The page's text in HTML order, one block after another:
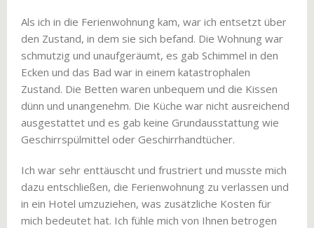
Als ich in die Ferienwohnung kam, war ich entsetzt über
den Zustand, in dem sie sich befand. Die Wohnung war
schmutzig und unaufgeräumt, es gab Schimmel in den
Ecken und das Bad war in einem katastrophalen
Zustand. Die Betten waren unbequem und die Kissen
dünn und unangenehm. Die Küche war nicht ausreichend
ausgestattet und es gab keine Grundausstattung wie
Geschirrspülmittel oder Geschirrhandtücher.
Ich war sehr enttäuscht und frustriert und musste mich
dazu entschließen, die Ferienwohnung zu verlassen und
in ein Hotel umzuziehen, was zusätzliche Kosten für
mich bedeutet hat. Ich fühle mich von Ihnen betrogen